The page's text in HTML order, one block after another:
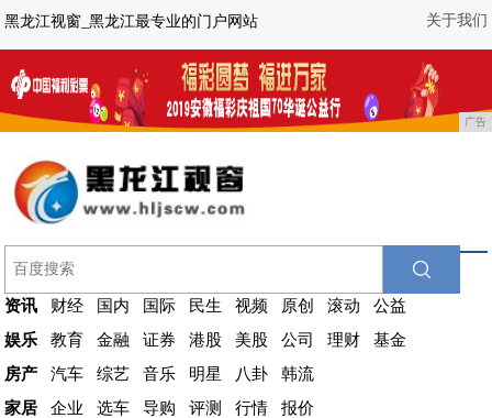
关于我们
黑龙江视窗_黑龙江最专业的门户网站
广告
资讯 财经 国内 国际 民生 视频 原创 滚动
公益
娱乐
教育 金融 证券 港股 美股 公司 理财
基金
房产
汽车 综艺 音乐 明星 八卦
韩流
家居
企业 选车 导购 评测 行情
报价